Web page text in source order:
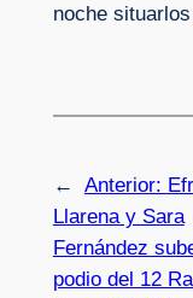
noche
← Anterior:
Llarena y Sara
Fernández
podio del 12